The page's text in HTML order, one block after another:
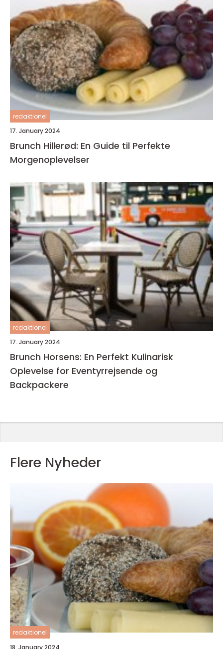
redaktionel
17. January 2024
Brunch Hillerød: En Guide til Perfekte
Morgenoplevelser
redaktionel
17. January 2024
Brunch Horsens: En Perfekt Kulinarisk
Oplevelse for Eventyrrejsende og
Backpackere
Flere Nyheder
redaktionel